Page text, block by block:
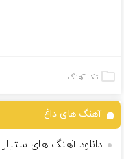
تک آهنگ
آهنگ های داغ
دانلود آهنگ های ستیار